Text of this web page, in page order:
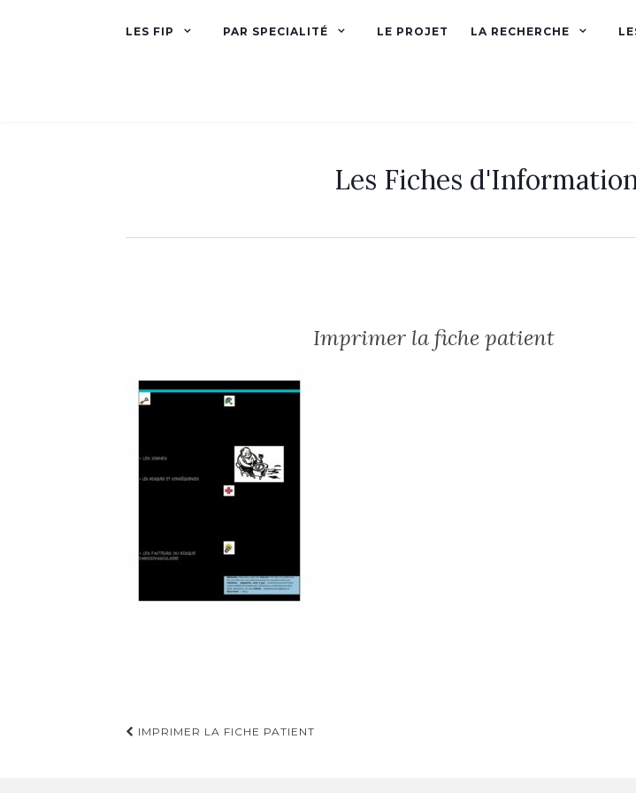
LES FIP PAR SPECIALITÉ LE PROJET LA RECHERCHE
Les Fiches
Imprimer la fiche patient
Navigation
IMPRIMER LA FICHE PATIENT